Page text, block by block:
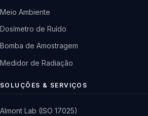
Meio Ambiente
Dosímetro de Ruído
Bomba de Amostragem
Medidor de Radiação
SOLUÇÕES & SERVIÇOS
Almont Lab (ISO 17025)